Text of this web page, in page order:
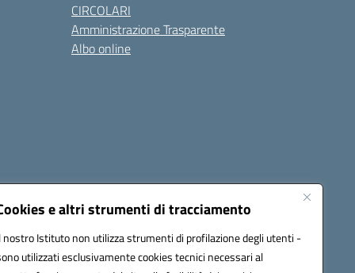
e altri strumenti di tracciamento
nostro Istituto non utilizza strumenti di profilazione degli utenti -
utilizzati esclusivamente cookies tecnici necessari al
CIRCOLARI
Amministrazione Trasparente
Albo online
Seguici su: